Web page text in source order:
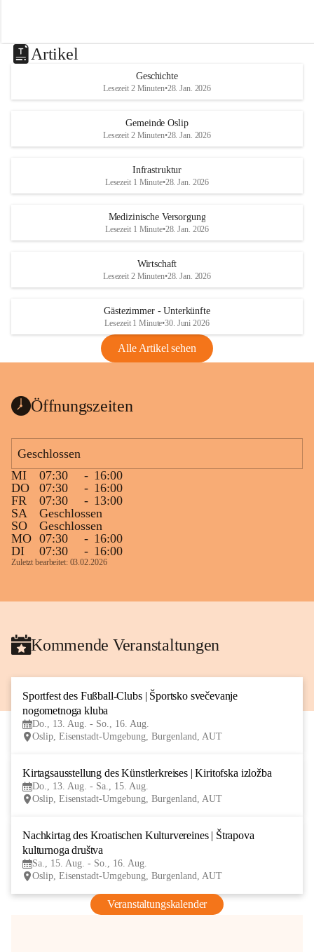
Artikel
Geschichte
Lesezeit 2 Minuten•28. Jan. 2026
Gemeinde Oslip
Lesezeit 2 Minuten•28. Jan. 2026
Infrastruktur
Lesezeit 1 Minute•28. Jan. 2026
Medizinische Versorgung
Lesezeit 1 Minute•28. Jan. 2026
Wirtschaft
Lesezeit 2 Minuten•28. Jan. 2026
Gästezimmer - Unterkünfte
Lesezeit 1 Minute•30. Juni 2026
Alle Artikel sehen
Öffnungszeiten
Geschlossen
MI
07:30 - 16:00
DO
07:30 - 16:00
FR
07:30 - 13:00
SA
Geschlossen
SO
Geschlossen
MO 07:30 - 16:00
DI
07:30 - 16:00
Zuletzt bearbeitet: 03.02.2026
Kommende Veranstaltungen
Sportfest des Fußball-Clubs | Športsko svečevanje
nogometnoga kluba
Do., 13. Aug. - So., 16. Aug.
Oslip, Eisenstadt-Umgebung, Burgenland, AUT
Kirtagsausstellung des Künstlerkreises | Kiritofska izložba
Do., 13. Aug. - Sa., 15. Aug.
Oslip, Eisenstadt-Umgebung, Burgenland, AUT
Nachkirtag des Kroatischen Kulturvereines | Štrapova
kulturnoga društva
Sa., 15. Aug. - So., 16. Aug.
Oslip, Eisenstadt-Umgebung, Burgenland, AUT
Veranstaltungskalender